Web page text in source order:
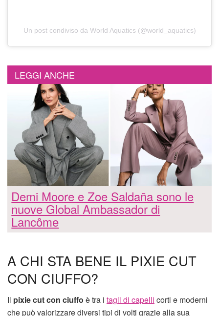
Un post condiviso da World Aquatics (@world_aquatics)
LEGGI ANCHE
Demi Moore e Zoe Saldaña sono le
nuove Global Ambassador di
Lancôme
A CHI STA BENE IL PIXIE CUT
CON CIUFFO?
Il pixie cut con ciuffo è tra i tagli di capelli corti e moderni
che può valorizzare diversi tipi di volti grazie alla sua